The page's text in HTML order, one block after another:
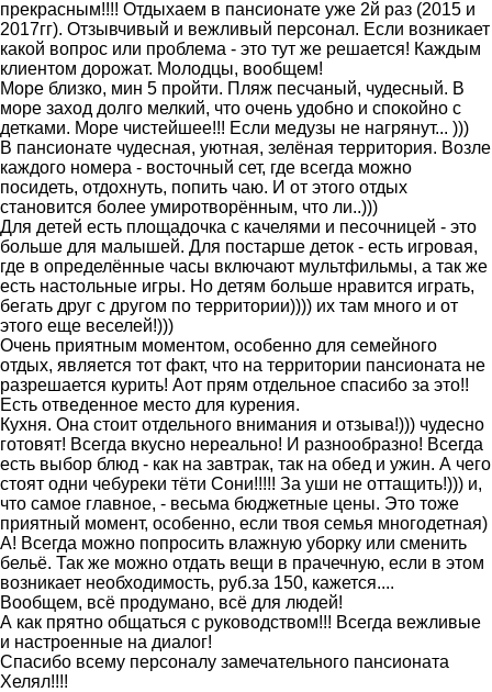
прекрасным!!!! Отдыхаем в пансионате уже 2й раз (2015 и
2017гг). Отзывчивый и вежливый персонал. Если возникает
какой вопрос или проблема - это тут же решается! Каждым
клиентом дорожат. Молодцы, вообщем!
Море близко, мин 5 пройти. Пляж песчаный, чудесный. В
море заход долго мелкий, что очень удобно и спокойно с
детками. Море чистейшее!!! Если медузы не нагрянут... )))
В пансионате чудесная, уютная, зелёная территория. Возле
каждого номера - восточный сет, где всегда можно
посидеть, отдохнуть, попить чаю. И от этого отдых
становится более умиротворённым, что ли..)))
Для детей есть площадочка с качелями и песочницей - это
больше для малышей. Для постарше деток - есть игровая,
где в определённые часы включают мультфильмы, а так же
есть настольные игры. Но детям больше нравится играть,
бегать друг с другом по территории)))) их там много и от
этого еще веселей!)))
Очень приятным моментом, особенно для семейного
отдых, является тот факт, что на территории пансионата не
разрешается курить! Аот прям отдельное спасибо за это!!
Есть отведенное место для курения.
Кухня. Она стоит отдельного внимания и отзыва!))) чудесно
готовят! Всегда вкусно нереально! И разнообразно! Всегда
есть выбор блюд - как на завтрак, так на обед и ужин. А чего
стоят одни чебуреки тёти Сони!!!!! За уши не оттащить!))) и,
что самое главное, - весьма бюджетные цены. Это тоже
приятный момент, особенно, если твоя семья многодетная)
А! Всегда можно попросить влажную уборку или сменить
бельё. Так же можно отдать вещи в прачечную, если в этом
возникает необходимость, руб.за 150, кажется....
Вообщем, всё продумано, всё для людей!
А как прятно общаться с руководством!!! Всегда вежливые
и настроенные на диалог!
Спасибо всему персоналу замечательного пансионата
Хелял!!!!